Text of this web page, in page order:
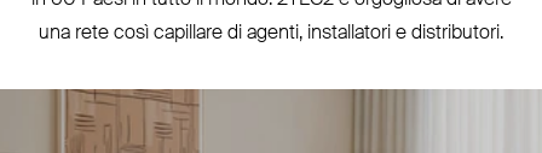
una rete così capillare di agenti, installatori e distributori.